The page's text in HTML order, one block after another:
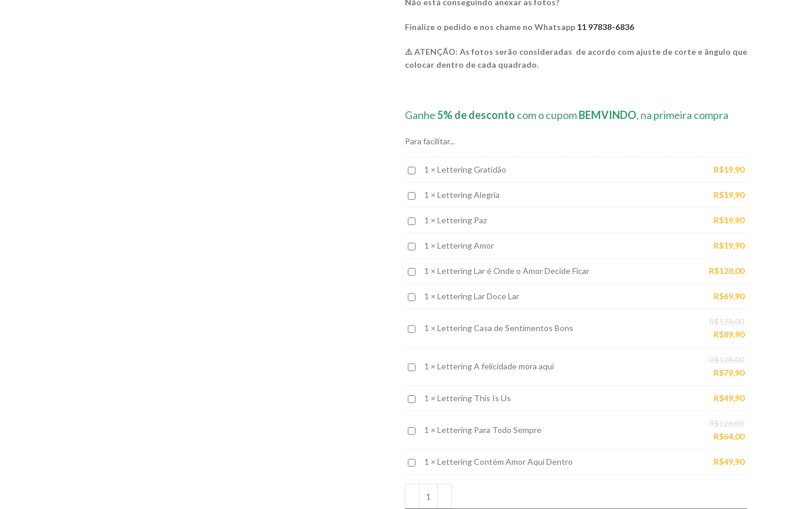
Não está conseguindo anexar as fotos?
Finalize o pedido e nos chame no Whatsapp 11 97838-6836
⚠️ ATENÇÃO: As fotos serão consideradas de acordo com ajuste de corte e ângulo que
colocar dentro de cada quadrado.
Ganhe5% de desconto com o cupomBEMVINDO, na primeira compra
Para facilitar...
Lettering
Gratidão
1 × Lettering Gratidão R$19,90
Lettering
Alegria
1 × Lettering Alegria R$19,90
Lettering
Paz
1 × Lettering Paz R$19,90
Lettering
Amor
1 × Lettering Amor R$19,90
Lettering
Lar
é
Onde
o
Amor
Decide
Ficar
1 × Lettering Lar é Onde o Amor Decide Ficar R$128,00
Lettering
Lar
Lar
1 × Lettering Lar Doce Lar R$69,90
Lettering
Sentimentos
1 × Lettering Casa de Sentimentos Bons
R$128,00O
preço
original
era:
R$128,00.
R$89,90O
preço
atual
é:
R$89,90.
Lettering
mora
1 × Lettering A felicidade mora aqui
R$128,00O
preço
original
era:
R$128,00.
R$79,90O
preço
atual
é:
R$79,90.
Lettering
This
Us
1 × Lettering This Is Us R$49,90
Lettering
Sempre
1 × Lettering Para Todo Sempre
R$128,00O
preço
original
era:
R$128,00.
R$64,00O
preço
atual
é:
Lettering
Contém
1 × Lettering Contém Amor Aqui Dentro R$49,90